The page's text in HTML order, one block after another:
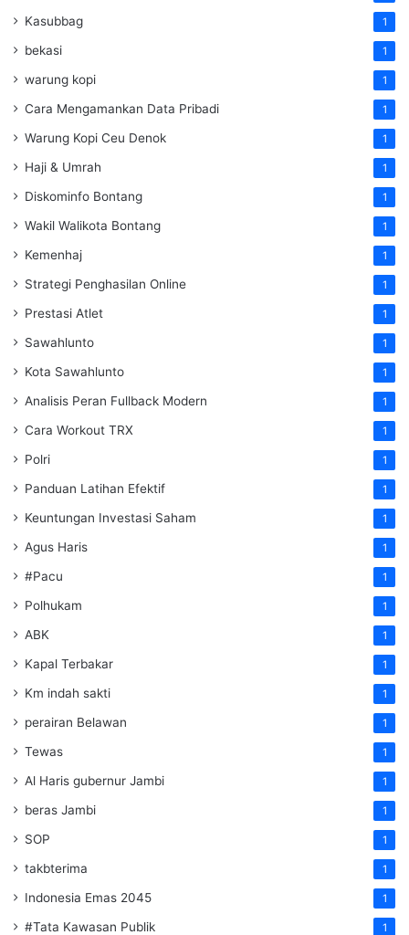
Kasubbag 1
bekasi 1
warung kopi 1
Cara Mengamankan Data Pribadi 1
Warung Kopi Ceu Denok 1
Haji & Umrah 1
Diskominfo Bontang 1
Wakil Walikota Bontang 1
Kemenhaj 1
Strategi Penghasilan Online 1
Prestasi Atlet 1
Sawahlunto 1
Kota Sawahlunto 1
Analisis Peran Fullback Modern 1
Cara Workout TRX 1
Polri 1
Panduan Latihan Efektif 1
Keuntungan Investasi Saham 1
Agus Haris 1
#Pacu 1
Polhukam 1
ABK 1
Kapal Terbakar 1
Km indah sakti 1
perairan Belawan 1
Tewas 1
Al Haris gubernur Jambi 1
beras Jambi 1
SOP 1
takbterima 1
Indonesia Emas 2045 1
#Tata Kawasan Publik 1